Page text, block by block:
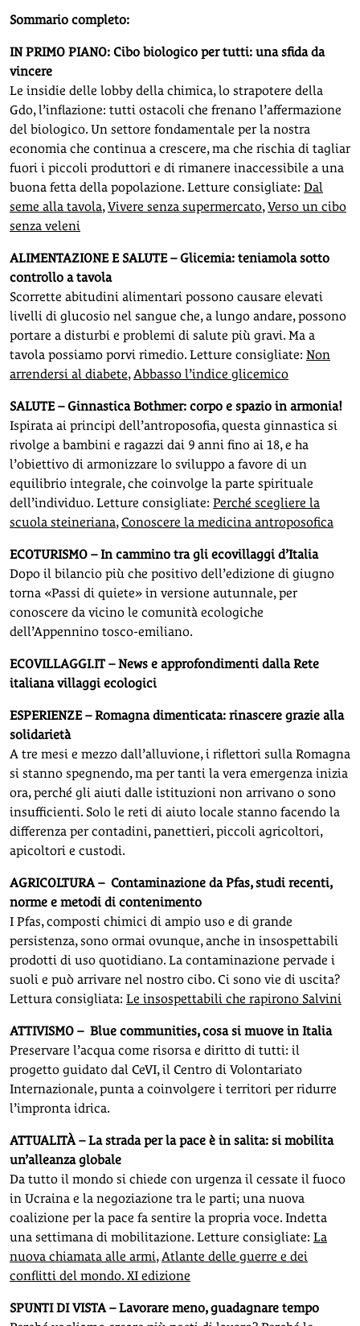
Sommario completo:
IN PRIMO PIANO: Cibo biologico per tutti: una sfida da
vincere
Le insidie delle lobby della chimica, lo strapotere della
Gdo, l’inflazione: tutti ostacoli che frenano l’affermazione
del biologico. Un settore fondamentale per la nostra
economia che continua a crescere, ma che rischia di tagliar
fuori i piccoli produttori e di rimanere inaccessibile a una
buona fetta della popolazione. Letture consigliate: Dal
seme alla tavola,Vivere senza supermercato,Verso un cibo
senza veleni
ALIMENTAZIONE E SALUTE – Glicemia: teniamola sotto
controllo a tavola
Scorrette abitudini alimentari possono causare elevati
livelli di glucosio nel sangue che, a lungo andare, possono
portare a disturbi e problemi di salute più gravi. Ma a
tavola possiamo porvi rimedio. Letture consigliate: Non
arrendersi al diabete,Abbasso l’indice glicemico
SALUTE – Ginnastica Bothmer: corpo e spazio in armonia!
Ispirata ai principi dell’antroposofia, questa ginnastica si
rivolge a bambini e ragazzi dai 9 anni fino ai 18, e ha
l’obiettivo di armonizzare lo sviluppo a favore di un
equilibrio integrale, che coinvolge la parte spirituale
dell’individuo. Letture consigliate: Perché scegliere la
scuola steineriana,Conoscere la medicina antroposofica
ECOTURISMO – In cammino tra gli ecovillaggi d’Italia
Dopo il bilancio più che positivo dell’edizione di giugno
torna «Passi di quiete» in versione autunnale, per
conoscere da vicino le comunità ecologiche
dell’Appennino tosco-emiliano.
ECOVILLAGGI.IT – News e approfondimenti dalla Rete
italiana villaggi ecologici
ESPERIENZE – Romagna dimenticata: rinascere grazie alla
solidarietà
A tre mesi e mezzo dall’alluvione, i riflettori sulla Romagna
si stanno spegnendo, ma per tanti la vera emergenza inizia
ora, perché gli aiuti dalle istituzioni non arrivano o sono
insufficienti. Solo le reti di aiuto locale stanno facendo la
differenza per contadini, panettieri, piccoli agricoltori,
apicoltori e custodi.
AGRICOLTURA – Contaminazione da Pfas, studi recenti,
norme e metodi di contenimento
I Pfas, composti chimici di ampio uso e di grande
persistenza, sono ormai ovunque, anche in insospettabili
prodotti di uso quotidiano. La contaminazione pervade i
suoli e può arrivare nel nostro cibo. Ci sono vie di uscita?
Lettura consigliata: Le insospettabili che rapirono Salvini
ATTIVISMO – Blue communities, cosa si muove in Italia
Preservare l’acqua come risorsa e diritto di tutti: il
progetto guidato dal CeVI, il Centro di Volontariato
Internazionale, punta a coinvolgere i territori per ridurre
l’impronta idrica.
ATTUALITÀ – La strada per la pace è in salita: si mobilita
un’alleanza globale
Da tutto il mondo si chiede con urgenza il cessate il fuoco
in Ucraina e la negoziazione tra le parti; una nuova
coalizione per la pace fa sentire la propria voce. Indetta
una settimana di mobilitazione. Letture consigliate: La
nuova chiamata alle armi,Atlante delle guerre e dei
conflitti del mondo. XI edizione
SPUNTI DI VISTA – Lavorare meno, guadagnare tempo